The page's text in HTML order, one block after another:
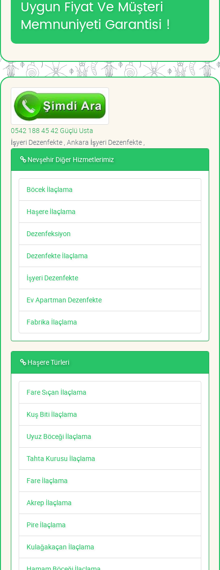
Uygun Fiyat Ve Müşteri
Memnuniyeti Garantisi !
0542 188 45 42 Güçlü Usta
İşyeri Dezenfekte , Ankara İşyeri Dezenfekte ,
Nevşehir Diğer Hizmetlerimiz
Böcek İlaçlama
Haşere İlaçlama
Dezenfeksiyon
Dezenfekte İlaçlama
İşyeri Dezenfekte
Ev Apartman Dezenfekte
Fabrika İlaçlama
Haşere Türleri
Fare Sıçan İlaçlama
Kuş Biti İlaçlama
Uyuz Böceği İlaçlama
Tahta Kurusu İlaçlama
Fare İlaçlama
Akrep İlaçlama
Pire İlaçlama
Kulağakaçan İlaçlama